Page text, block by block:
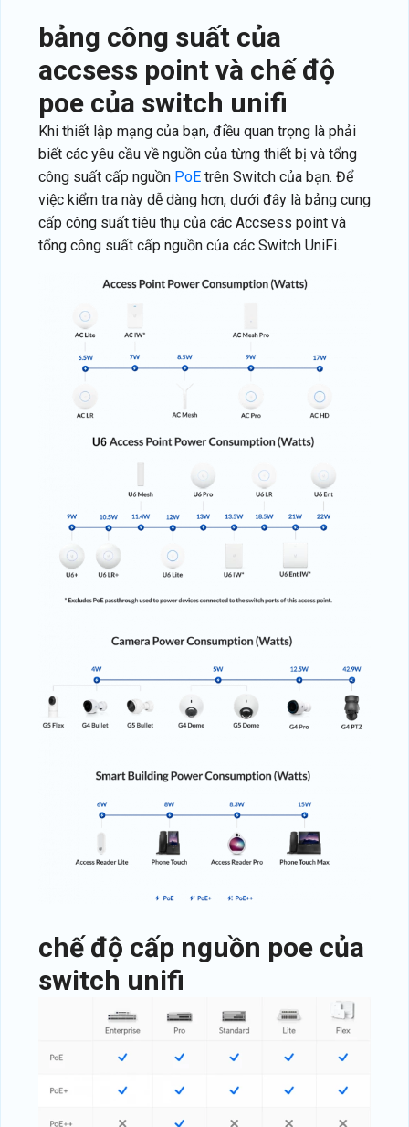
bảng công suất của
accsess point và chế độ
poe của switch unifi
Khi thiết lập mạng của bạn, điều quan trọng là phải
biết các yêu cầu về nguồn của từng thiết bị và tổng
công suất cấp nguồn PoE trên Switch của bạn. Để
việc kiểm tra này dễ dàng hơn, dưới đây là bảng cung
cấp công suất tiêu thụ của các Accsess point và
tổng công suất cấp nguồn của các Switch UniFi.
chế độ cấp nguồn poe của
switch unifi